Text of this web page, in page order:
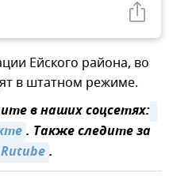
Ейского района, во
в штатном режиме.
в наших соцсетях:
. Также следите за
Rutube.